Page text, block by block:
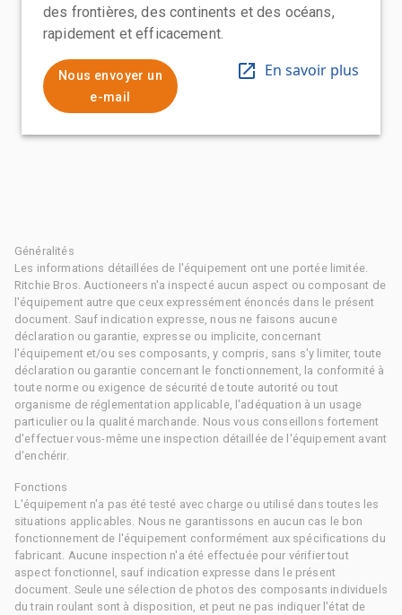
des frontières, des continents et des océans,
rapidement et efficacement.
Nous envoyer un
e-mail
En savoir plus
Généralités
Les informations détaillées de l'équipement ont une portée limitée.
Ritchie Bros. Auctioneers n'a inspecté aucun aspect ou composant de
l'équipement autre que ceux expressément énoncés dans le présent
document. Sauf indication expresse, nous ne faisons aucune
déclaration ou garantie, expresse ou implicite, concernant
l'équipement et/ou ses composants, y compris, sans s'y limiter, toute
déclaration ou garantie concernant le fonctionnement, la conformité à
toute norme ou exigence de sécurité de toute autorité ou tout
organisme de réglementation applicable, l'adéquation à un usage
particulier ou la qualité marchande. Nous vous conseillons fortement
d'effectuer vous-même une inspection détaillée de l'équipement avant
d'enchérir.
Fonctions
L'équipement n'a pas été testé avec charge ou utilisé dans toutes les
situations applicables. Nous ne garantissons en aucun cas le bon
fonctionnement de l'équipement conformément aux spécifications du
fabricant. Aucune inspection n'a été effectuée pour vérifier tout
aspect fonctionnel, sauf indication expresse dans le présent
document. Seule une sélection de photos des composants individuels
du train roulant sont à disposition, et peut ne pas indiquer l'état de